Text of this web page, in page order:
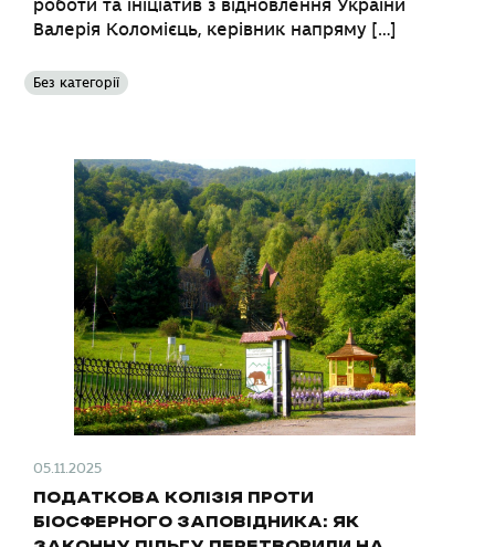
роботи та ініціатив з відновлення України
Валерія Коломієць, керівник напряму […]
Без категорії
05.11.2025
ПОДАТКОВА КОЛІЗІЯ ПРОТИ
БІОСФЕРНОГО ЗАПОВІДНИКА: ЯК